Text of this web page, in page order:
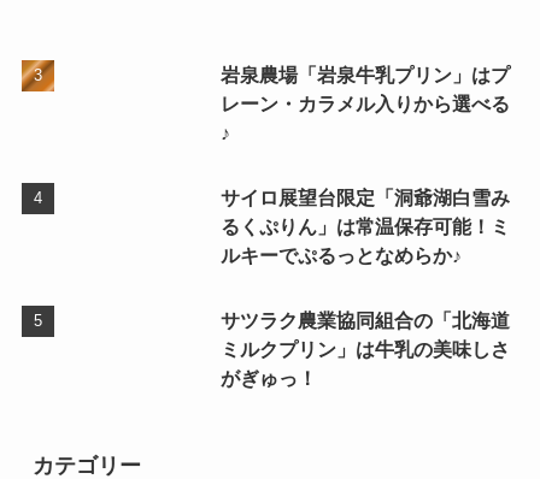
岩泉農場「岩泉牛乳プリン」はプ
レーン・カラメル入りから選べる
♪
サイロ展望台限定「洞爺湖白雪み
るくぷりん」は常温保存可能！ミ
ルキーでぷるっとなめらか♪
サツラク農業協同組合の「北海道
ミルクプリン」は牛乳の美味しさ
がぎゅっ！
カテゴリー